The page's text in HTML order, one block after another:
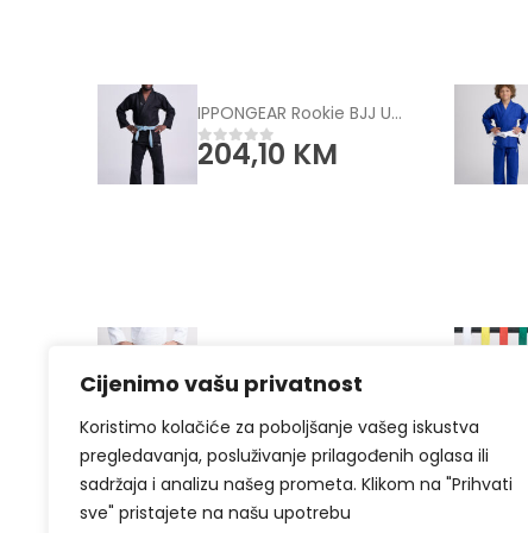
Cijenimo vašu privatnost
Koristimo kolačiće za poboljšanje vašeg iskustva
pregledavanja, posluživanje prilagođenih oglasa ili
sadržaja i analizu našeg prometa. Klikom na "Prihvati
sve" pristajete na našu upotrebu
IPPONGEAR Rookie BJJ Uniform black
0od 5
204,10 KM
od 5
126,10KM